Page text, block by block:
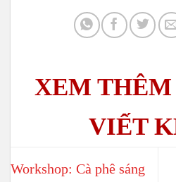
Workshop: Cà phê sáng